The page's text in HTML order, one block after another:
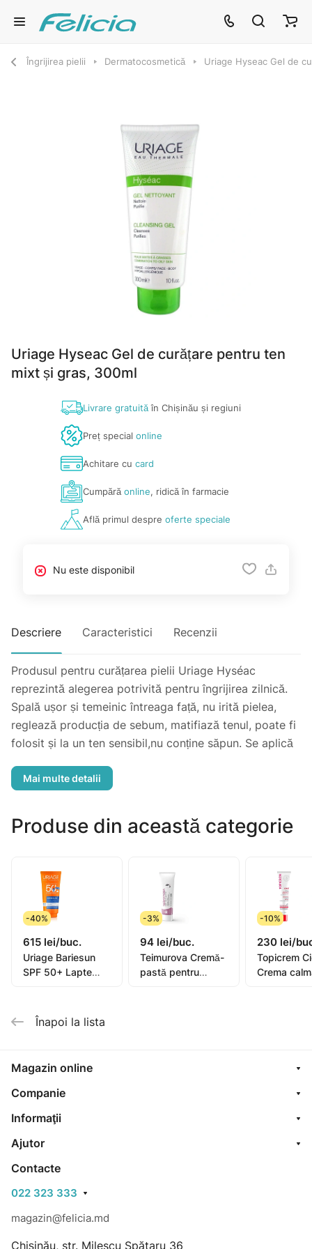
Îngrijirea pielii Dermatocosmetică Uriage Hyseac Gel de
Uriage Hyseac Gel de curățare pentru ten
mixt și gras, 300ml
Livrare gratuităîn Chișinău și regiuni
Preț special online
Achitare cu card
Cumpărăonline, ridică în farmacie
Află primul despre oferte speciale
Nu este disponibil
Descriere Caracteristici Recenzii
Produsul pentru curățarea pielii Uriage Hyséac
reprezintă alegerea potrivită pentru îngrijirea zilnică.
Spală ușor și temeinic întreaga față, nu irită pielea,
reglează producția de sebum, matifiază tenul, poate fi
folosit și la un ten sensibil,nu conține săpun. Se aplică
spumează.
Produse din această categorie
-40%
615 lei/buc.
Uriage Bariesun
SPF 50+ Lapte
-3%
94 lei/buc.
Teimurova Cremă-
pastă pentru
-10%
230 lei/
Topicrem
Crema
Înapoi la lista
Magazin online
Companie
Informaţii
Ajutor
Contacte
022 323 333
magazin@felicia.md
Chișinău, str. Milescu Spătaru 36